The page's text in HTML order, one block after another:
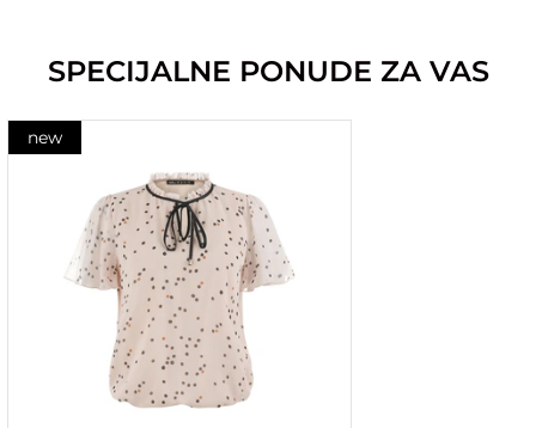
SPECIJALNE PONUDE ZA VAS
new